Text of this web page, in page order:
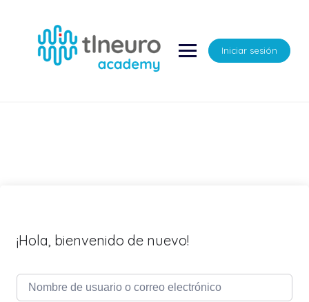
contenido
Iniciar sesión
¡Hola, bienvenido de nuevo!